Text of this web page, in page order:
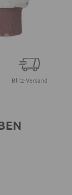
Blitz-Versand